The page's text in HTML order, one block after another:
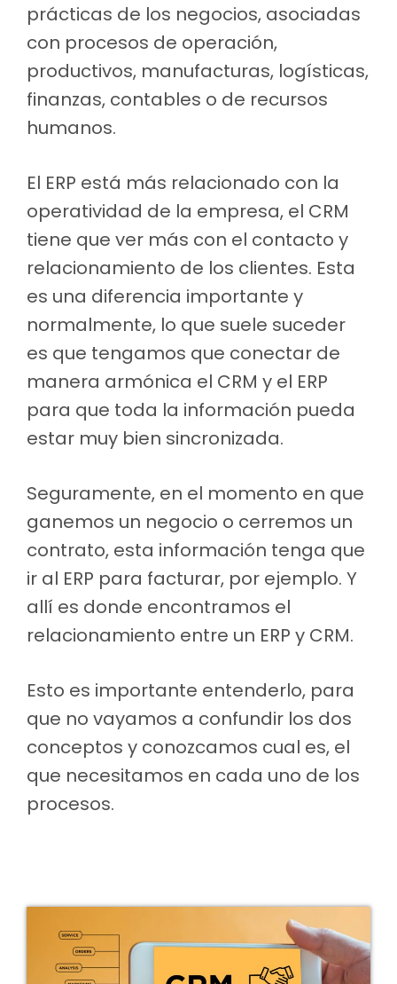
prácticas de los negocios, asociadas
con procesos de operación,
productivos, manufacturas, logísticas,
finanzas, contables o de recursos
humanos.
El ERP está más relacionado con la
operatividad de la empresa, el CRM
tiene que ver más con el contacto y
relacionamiento de los clientes. Esta
es una diferencia importante y
normalmente, lo que suele suceder
es que tengamos que conectar de
manera armónica el CRM y el ERP
para que toda la información pueda
estar muy bien sincronizada.
Seguramente, en el momento en que
ganemos un negocio o cerremos un
contrato, esta información tenga que
ir al ERP para facturar, por ejemplo. Y
allí es donde encontramos el
relacionamiento entre un ERP y CRM.
Esto es importante entenderlo, para
que no vayamos a confundir los dos
conceptos y conozcamos cual es, el
que necesitamos en cada uno de los
procesos.